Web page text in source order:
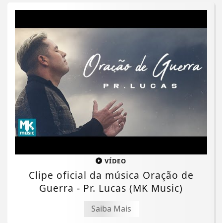
VÍDEO
Clipe oficial da música Oração de
Guerra - Pr. Lucas (MK Music)
Saiba Mais